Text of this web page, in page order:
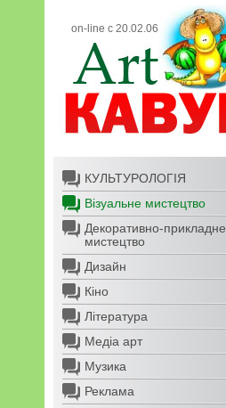
on-line с 20.02.06
КУЛЬТУРОЛОГІЯ
Візуальне мистецтво
Декоративно-прикладне
мистецтво
Дизайн
Кіно
Література
Медіа арт
Музика
Реклама